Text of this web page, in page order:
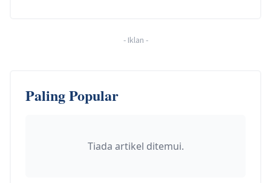
- Iklan -
Paling Popular
Tiada artikel ditemui.